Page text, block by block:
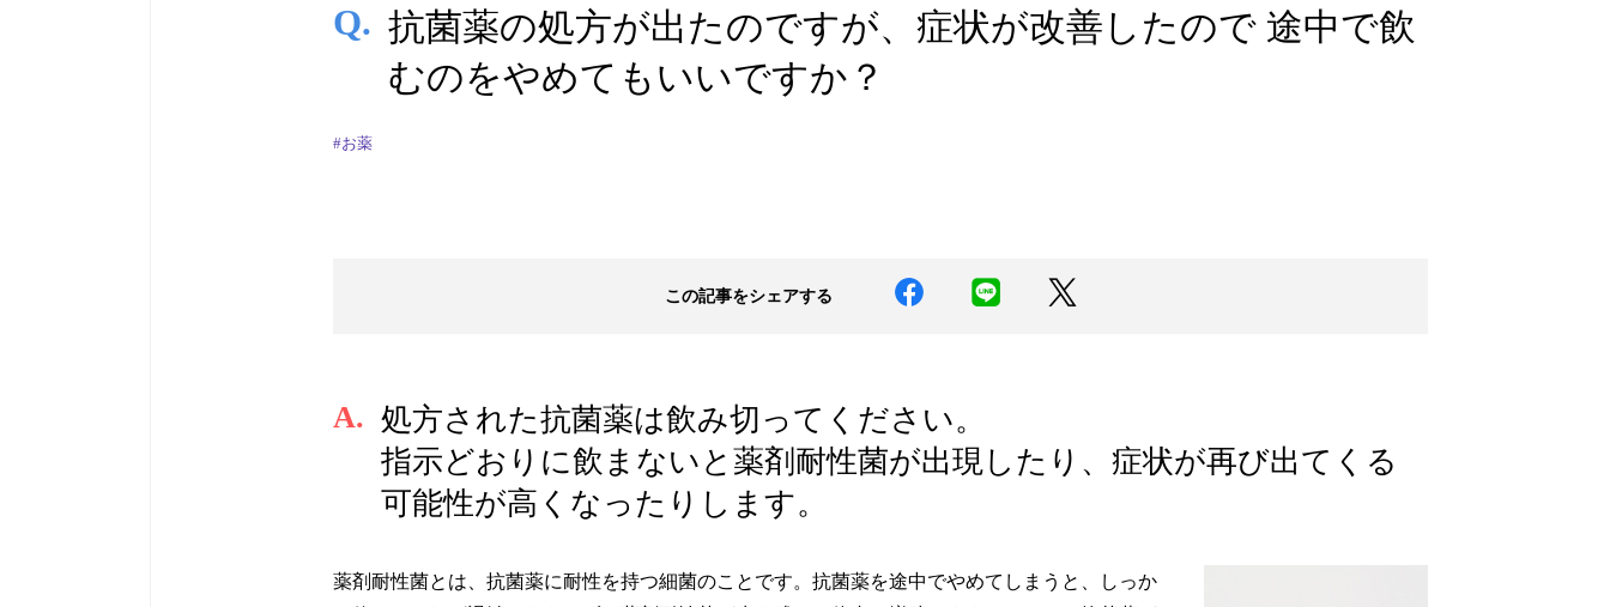
Q. 抗菌薬の処方が出たのですが、症状が改善したので 途中で飲
むのをやめてもいいですか？
#お薬
この記事をシェアする
A. 処方された抗菌薬は飲み切ってください。
指示どおりに飲まないと薬剤耐性菌が出現したり、症状が再び出てくる
可能性が高くなったりします。
薬剤耐性菌とは、抗菌薬に耐性を持つ細菌のことです。抗菌薬を途中でやめてしまうと、しっか